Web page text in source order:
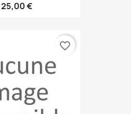
25,00 €
favorite_border